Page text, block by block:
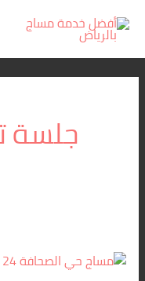
إلى
المحتوى
جلسة
مساج